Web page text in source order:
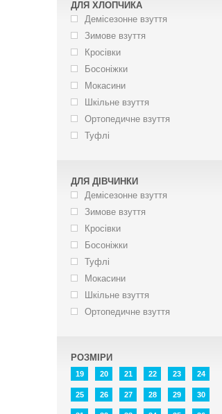
ДЛЯ ХЛОПЧИКА
Демісезонне взуття
Зимове взуття
Кросівки
Босоніжки
Мокасини
Шкільне взуття
Ортопедичне взуття
Туфлі
ДЛЯ ДІВЧИНКИ
Демісезонне взуття
Зимове взуття
Кросівки
Босоніжки
Туфлі
Мокасини
Шкільне взуття
Ортопедичне взуття
РОЗМІРИ
19 20 21 22 23 24
25 26 27 28 29 30